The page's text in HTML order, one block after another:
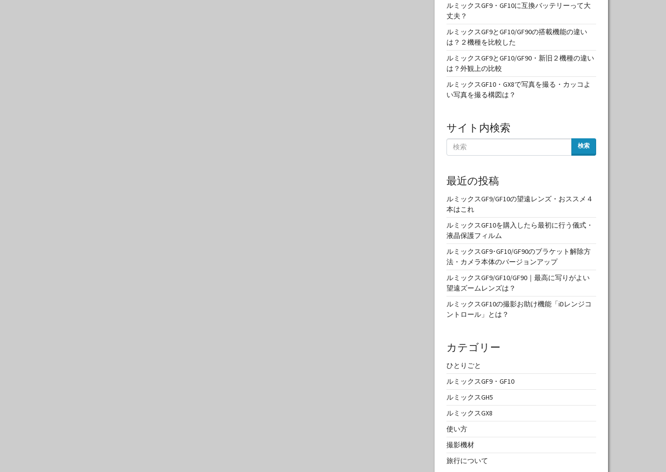
ルミックスGF9・GF10に互換バッテリーって大
丈夫？
ルミックスGF9とGF10/GF90の搭載機能の違い
は？２機種を比較した
ルミックスGF9とGF10/GF90・新旧２機種の違い
は？外観上の比較
ルミックスGF10・GX8で写真を撮る・カッコよ
い写真を撮る構図は？
サイト内検索
検索
最近の投稿
ルミックスGF9/GF10の望遠レンズ・おススメ４
本はこれ
ルミックスGF10を購入したら最初に行う儀式・
液晶保護フィルム
ルミックスGF9･GF10/GF90のブラケット解除方
法・カメラ本体のバージョンアップ
ルミックスGF9/GF10/GF90｜最高に写りがよい
望遠ズームレンズは？
ルミックスGF10の撮影お助け機能「iDレンジコ
ントロール」とは？
カテゴリー
ひとりごと
ルミックスGF9・GF10
ルミックスGH5
ルミックスGX8
使い方
撮影機材
旅行について